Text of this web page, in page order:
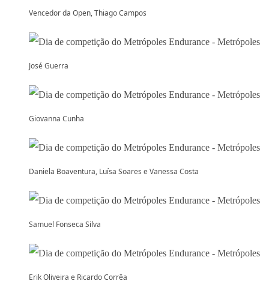
Vencedor da Open, Thiago Campos
José Guerra
Giovanna Cunha
Daniela Boaventura, Luísa Soares e Vanessa Costa
Samuel Fonseca Silva
Erik Oliveira e Ricardo Corrêa